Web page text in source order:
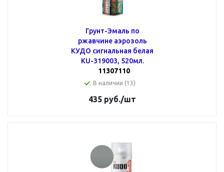
Грунт-Эмаль по
ржавчине аэрозоль
КУДО сигнальная белая
KU-319003, 520мл.
11307110
В наличии (13)
435 руб./шт